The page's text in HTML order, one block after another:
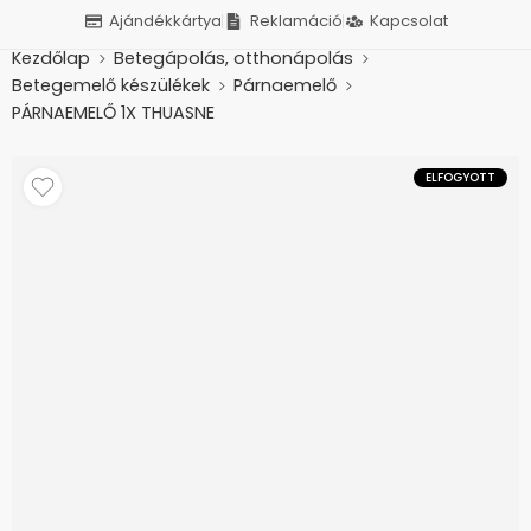
Ajándékkártya Reklamáció Kapcsolat
Kezdőlap
Betegápolás, otthonápolás
Betegemelő készülékek
Párnaemelő
PÁRNAEMELŐ 1X THUASNE
ELFOGYOTT